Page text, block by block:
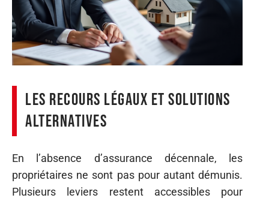
Les recours légaux et solutions
alternatives
En l’absence d’assurance décennale, les
propriétaires ne sont pas pour autant démunis.
Plusieurs leviers restent accessibles pour